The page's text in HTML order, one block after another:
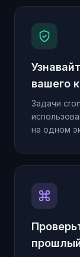
вашего
Задачи
на одном